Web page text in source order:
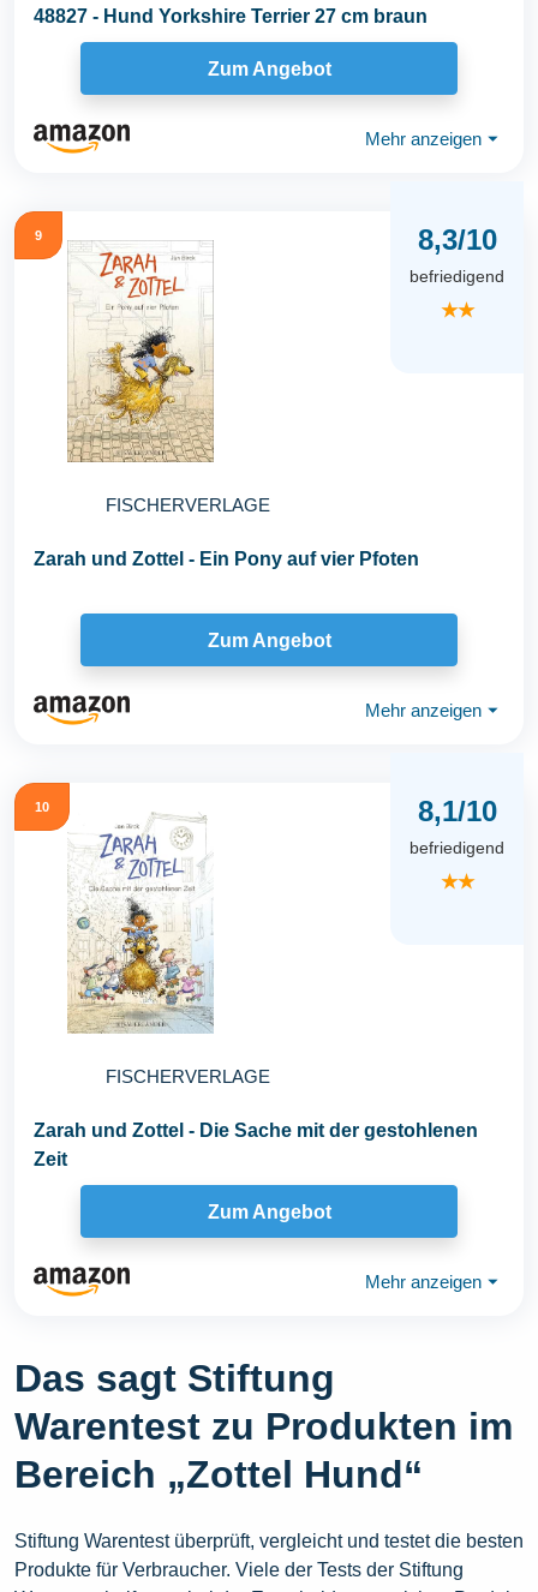
48827 - Hund Yorkshire Terrier 27 cm braun
Zum Angebot
Mehr anzeigen ⏷
9
FISCHERVERLAGE
8,3/10
befriedigend
★★
Zarah und Zottel - Ein Pony auf vier Pfoten
Zum Angebot
Mehr anzeigen ⏷
10
FISCHERVERLAGE
8,1/10
befriedigend
★★
Zarah und Zottel - Die Sache mit der gestohlenen
Zeit
Zum Angebot
Mehr anzeigen ⏷
Das sagt Stiftung
Warentest zu Produkten im
Bereich „Zottel Hund“
Stiftung Warentest überprüft, vergleicht und testet die besten
Produkte für Verbraucher. Viele der Tests der Stiftung